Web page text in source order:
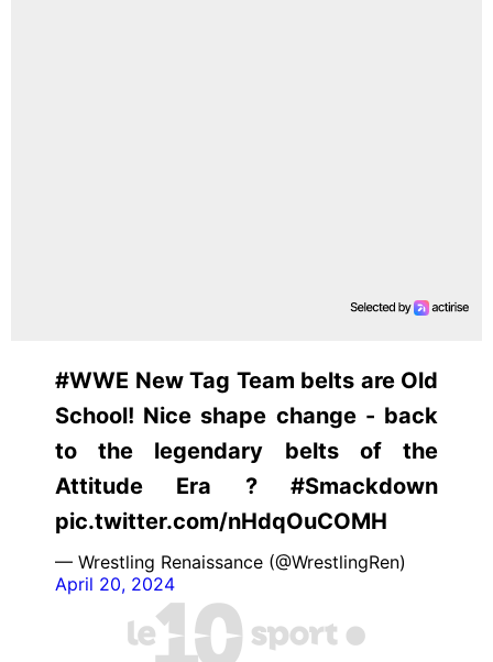
#WWE New Tag Team belts are Old
School! Nice shape change - back
to the legendary belts of the
Attitude Era ? #Smackdown
pic.twitter.com/nHdqOuCOMH
— Wrestling Renaissance (@WrestlingRen)
April 20, 2024